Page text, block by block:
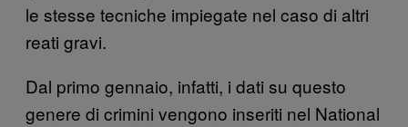
le stesse tecniche impiegate nel caso di altri
reati gravi.
Dal primo gennaio, infatti, i dati su questo
genere di crimini vengono inseriti nel National